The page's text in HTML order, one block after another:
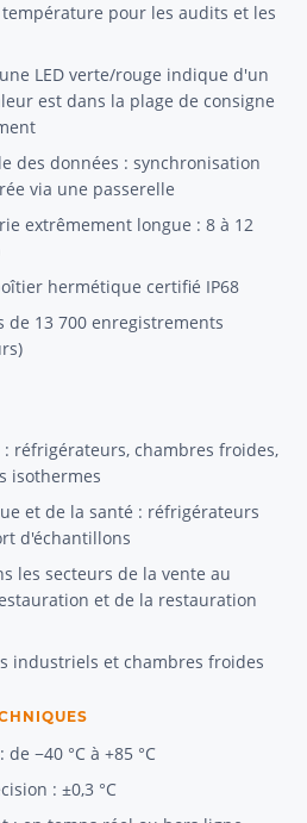
pour les audits et les
LED verte/rouge indique d'un
est dans la plage de consigne
des données : synchronisation
via une passerelle
extrêmement longue : 8 à 12
hermétique certifié IP68
13 700 enregistrements
réfrigérateurs, chambres froides,
isothermes
et de la santé : réfrigérateurs
d'échantillons
les secteurs de la vente au
et de la restauration
industriels et chambres froides
−40 °C à +85 °C
: ±0,3 °C